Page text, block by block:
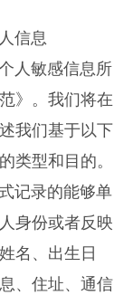
信息
人敏感信息所
》。我们将在
我们基于以下
类型和目的。
记录的能够单
身份或者反映
名、出生日
、住址、通信